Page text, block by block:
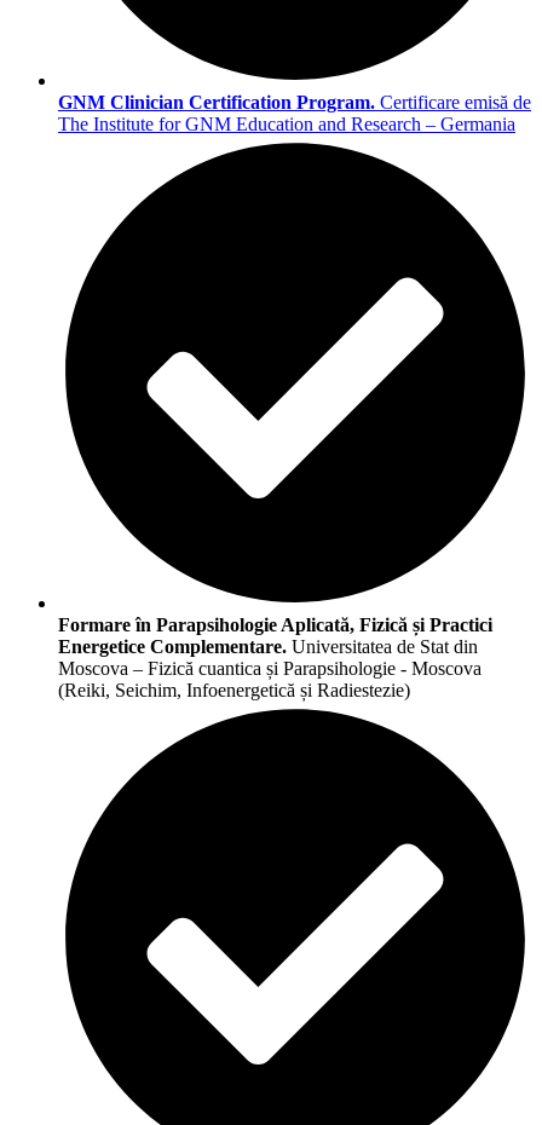
GNM Clinician Certification Program. Certificare emisă de
The Institute for GNM Education and Research – Germania
Formare în Parapsihologie Aplicată, Fizică și Practici
Energetice Complementare. Universitatea de Stat din
Moscova – Fizică cuantica și Parapsihologie - Moscova
(Reiki, Seichim, Infoenergetică și Radiestezie)